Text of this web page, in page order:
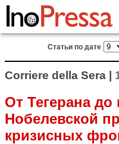
Статьи по дате
Corriere della Sera |
От Тегерана
Нобелевской
кризисных